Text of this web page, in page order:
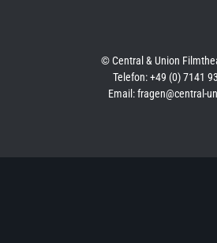
© Central & Union
Telefon: +49 (0) 7141
Email: fragen@central-